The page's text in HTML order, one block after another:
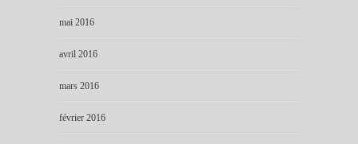
mai 2016
avril 2016
mars 2016
février 2016